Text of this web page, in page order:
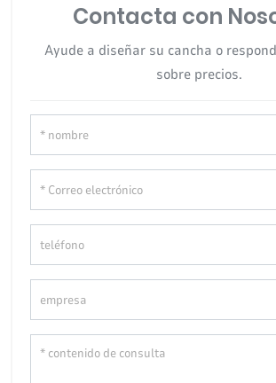
Contacta con
Ayude a diseñar su cancha o
sobre precios.